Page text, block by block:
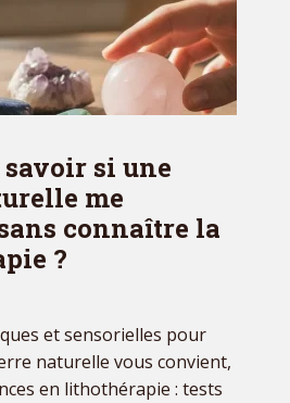
si une
me
connaître la
?
et sensorielles pour
naturelle vous convient,
en lithothérapie : tests